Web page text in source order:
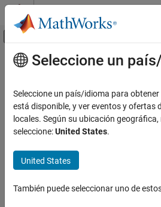
Saltar al contenido
Mostrar/ocultar menú
Inicio de Documentación
Contenido principal
How useful was this
Seleccione un
Seleccione un país/idioma para
está disponible, y ver eventos y ofertas
locales. Según su ubicación
seleccione:United States.
United States
También puede seleccionar uno de